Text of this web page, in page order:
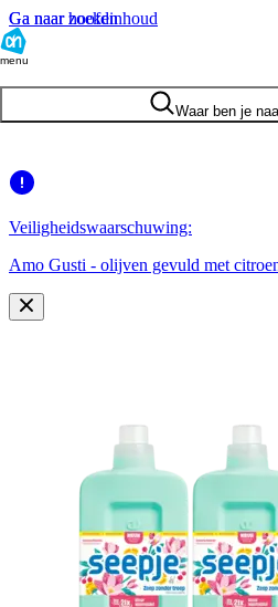
Ga naar hoofdinhoud
Ga naar zoeken
menu
Waar ben je
Veiligheidswaarschuwing:
Amo Gusti - olijven gevuld met